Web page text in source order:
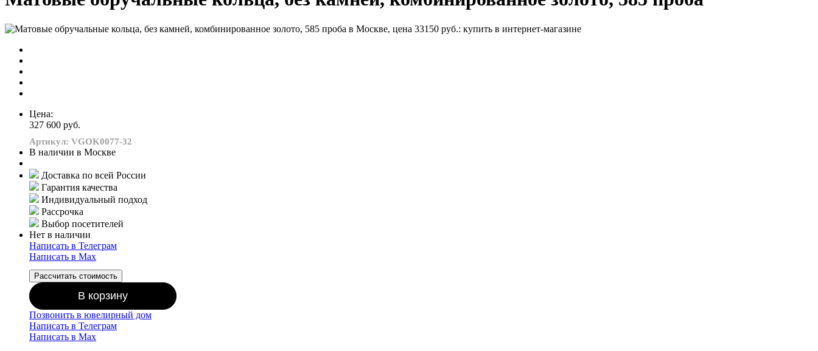
Цена:
327 600 руб.
Артикул: VGOK0077-32
В наличии в Москве
Доставка по всей России
Гарантия качества
Индивидуальный подход
Рассрочка
Выбор посетителей
Нет в наличии
Написать в Телеграм
Написать в Мах
Рассчитать стоимость
В корзину
Позвонить в ювелирный дом
Написать в Телеграм
Написать в Мах